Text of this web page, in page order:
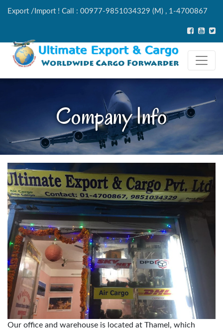
Export /Import ! Call : 00977-9851034329 (M) , 1-4700867
Company Info
Our office and warehouse is located at Thamel, which